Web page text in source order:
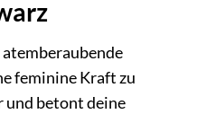
feminine Kraft zu
und betont deine